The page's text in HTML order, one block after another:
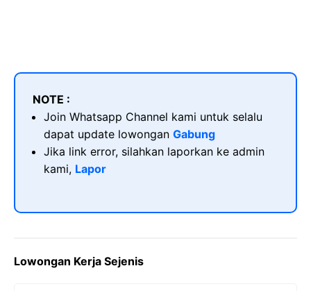
NOTE :
Join Whatsapp Channel kami untuk selalu
dapat update lowongan Gabung
Jika link error, silahkan laporkan ke admin
kami, Lapor
Lowongan Kerja Sejenis